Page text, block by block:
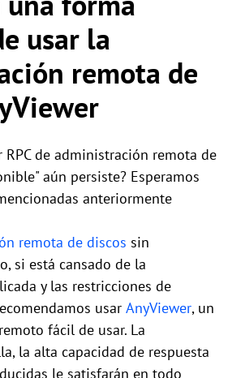
usar la
remota de
RPC de administración remota de
aún persiste? Esperamos
anteriormente
remota de discos sin
si está cansado de la
y las restricciones de
usar AnyViewer, un
fácil de usar. La
la alta capacidad de respuesta
le satisfarán en todo